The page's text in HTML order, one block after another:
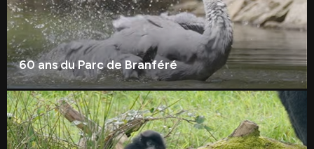
60 ans du Parc de Branféré